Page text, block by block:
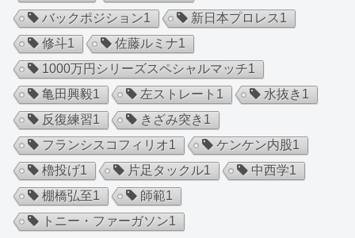
バックポジション1 新日本プロレス1
修斗1 佐藤ルミナ1
1000万円シリーズスペシャルマッチ1
亀田興毅1 左ストレート 1 水抜き 1
反復練習1 きざみ突き 1
フランシスコフィリオ1 ケンケン内股1
櫓投げ1 片足タックル1 中西学1
棚橋弘至1 師範1
トニー・ファーガソン1